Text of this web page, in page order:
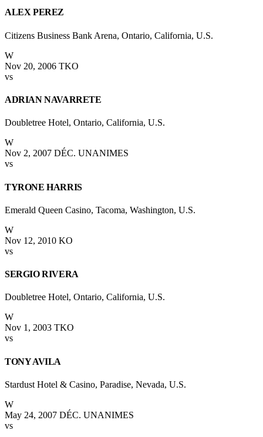
ALEX PEREZ
Citizens Business Bank Arena, Ontario, California, U.S.
W
Nov 20, 2006 TKO
vs
ADRIAN NAVARRETE
Doubletree Hotel, Ontario, California, U.S.
W
Nov 2, 2007 DÉC. UNANIMES
vs
TYRONE HARRIS
Emerald Queen Casino, Tacoma, Washington, U.S.
W
Nov 12, 2010 KO
vs
SERGIO RIVERA
Doubletree Hotel, Ontario, California, U.S.
W
Nov 1, 2003 TKO
vs
TONY AVILA
Stardust Hotel & Casino, Paradise, Nevada, U.S.
W
May 24, 2007 DÉC. UNANIMES
vs